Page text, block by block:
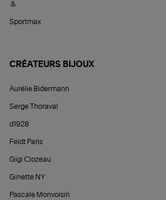
&
Sportmax
CRÉATEURS BIJOUX
Aurélie Bidermann
Serge Thoraval
d1928
Feidt Paris
Gigi Clozeau
Ginette NY
Pascale Monvoisin